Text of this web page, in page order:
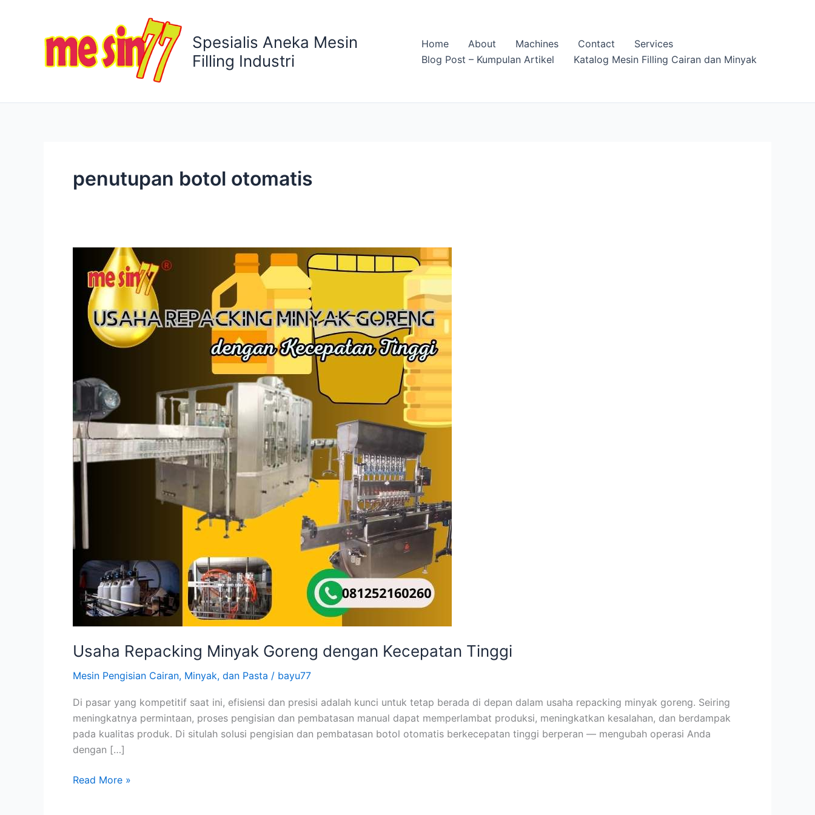
Spesialis Aneka Mesin
Filling Industri
Home About Machines Contact
Services
Blog Post – Kumpulan Artikel
Katalog Mesin Filling Cairan dan Minyak
penutupan botol otomatis
Usaha Repacking Minyak Goreng dengan Kecepatan Tinggi
Mesin Pengisian Cairan, Minyak, dan Pasta / bayu77
Di pasar yang kompetitif saat ini, efisiensi dan presisi adalah kunci untuk tetap berada di depan dalam usaha repacking minyak goreng. Seiring
meningkatnya permintaan, proses pengisian dan pembatasan manual dapat memperlambat produksi, meningkatkan kesalahan, dan berdampak
pada kualitas produk. Di situlah solusi pengisian dan pembatasan botol otomatis berkecepatan tinggi berperan — mengubah operasi Anda
dengan […]
Usaha
Read More »